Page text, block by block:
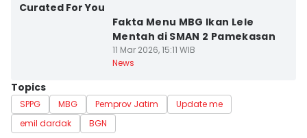
Curated For You
Fakta Menu MBG Ikan Lele
Mentah di SMAN 2 Pamekasan
11 Mar 2026, 15:11 WIB
News
Topics
SPPG MBG Pemprov Jatim
Update me
emil dardak
BGN